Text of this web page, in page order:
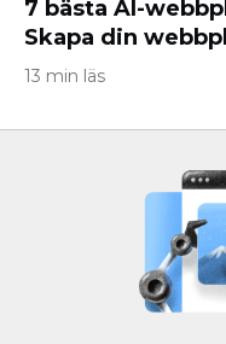
7 bästa AI-
Skapa din
13 min läs